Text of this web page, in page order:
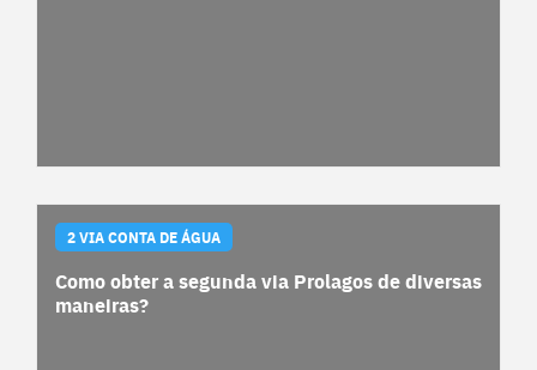
2 VIA CONTA DE ÁGUA
Como obter a segunda via Prolagos de diversas
maneiras?